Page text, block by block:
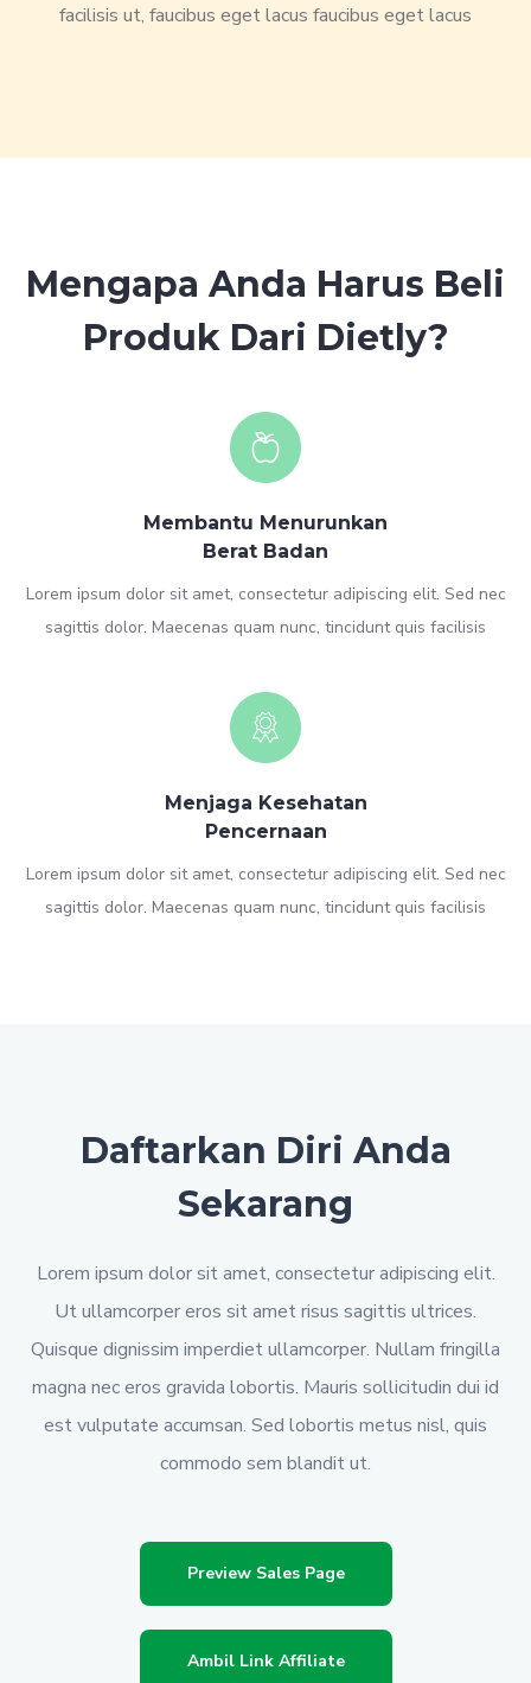
facilisis ut, faucibus eget lacus faucibus eget lacus
Mengapa Anda Harus Beli
Produk Dari Dietly?
Membantu Menurunkan
Berat Badan
Lorem ipsum dolor sit amet, consectetur adipiscing elit. Sed nec
sagittis dolor. Maecenas quam nunc, tincidunt quis facilisis
Menjaga Kesehatan
Pencernaan
Lorem ipsum dolor sit amet, consectetur adipiscing elit. Sed nec
sagittis dolor. Maecenas quam nunc, tincidunt quis facilisis
Daftarkan Diri Anda
Sekarang
Lorem ipsum dolor sit amet, consectetur adipiscing elit.
Ut ullamcorper eros sit amet risus sagittis ultrices.
Quisque dignissim imperdiet ullamcorper. Nullam fringilla
magna nec eros gravida lobortis. Mauris sollicitudin dui id
est vulputate accumsan. Sed lobortis metus nisl, quis
commodo sem blandit ut.
Preview Sales Page
Ambil Link Affiliate